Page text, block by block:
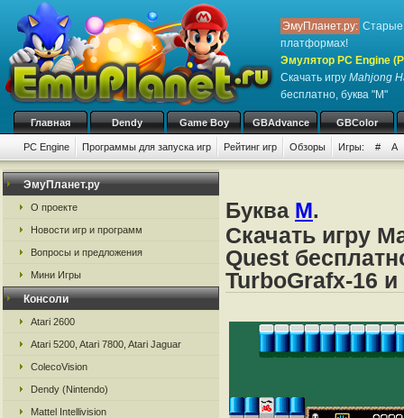
ЭмуПланет.ру: Старые
платформах!
Эмулятор PC Engine
Скачать игру Mahjong
бесплатно, буква "M"
Главная Dendy Game Boy GBAdvance GBColor
PC Engine Программы для запуска игр Рейтинг игр Обзоры Игры: # A
ЭмуПланет.ру
О проекте
Новости игр и программ
Вопросы и предложения
Мини Игры
Консоли
Atari 2600
Atari 5200, Atari 7800, Atari Jaguar
ColecoVision
Dendy (Nintendo)
Mattel Intellivision
Буква M.
Скачать игру
Quest
TurboGrafx-16